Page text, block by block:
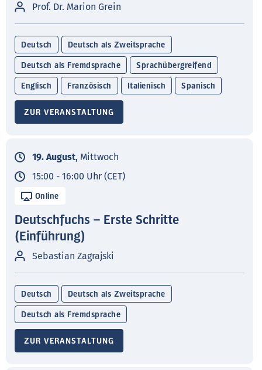
Prof. Dr. Marion Grein
Deutsch Deutsch als Zweitsprache
Deutsch als Fremdsprache Sprachübergreifend
Englisch Französisch Italienisch Spanisch
ZUR VERANSTALTUNG
19. August, Mittwoch
15:00 - 16:00 Uhr (CET)
Online
Deutschfuchs – Erste Schritte
(Einführung)
Sebastian Zagrajski
Deutsch Deutsch als Zweitsprache
Deutsch als Fremdsprache
ZUR VERANSTALTUNG